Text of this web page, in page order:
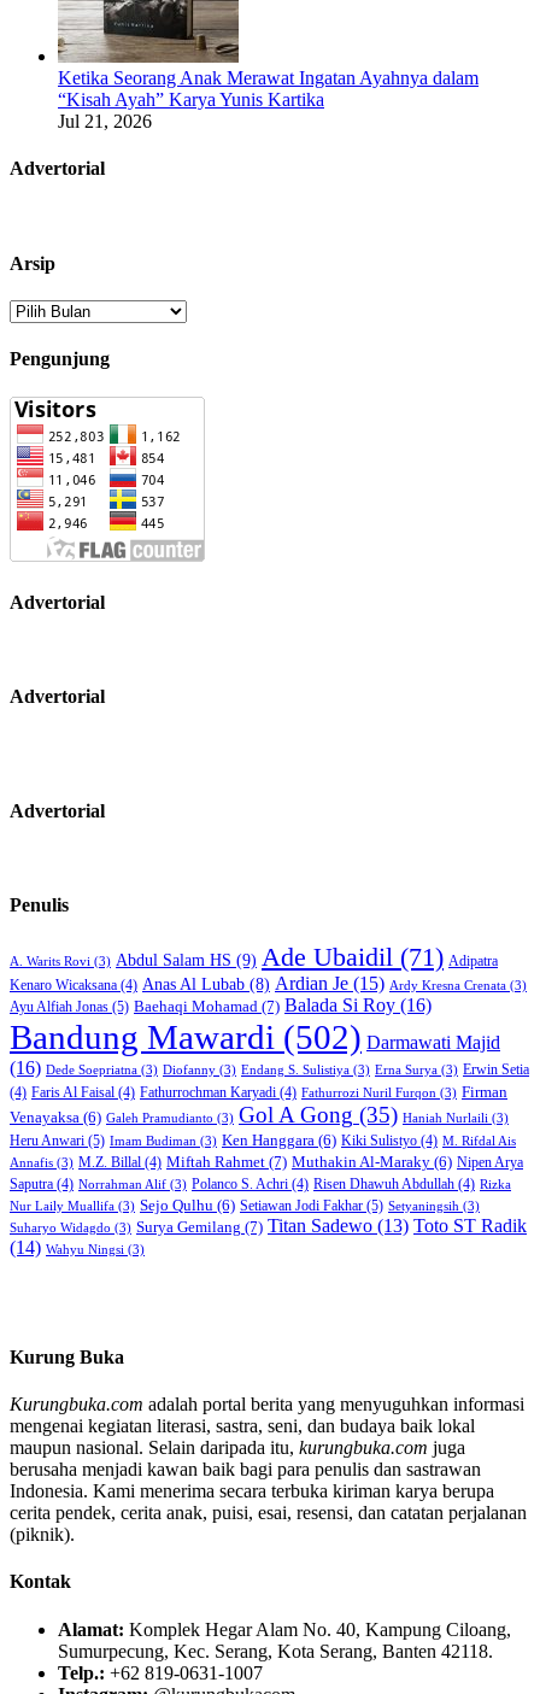
Ketika Seorang Anak Merawat Ingatan Ayahnya dalam
“Kisah Ayah” Karya Yunis Kartika
Jul 21, 2026
Advertorial
Arsip
Arsip
Pengunjung
Advertorial
Advertorial
Advertorial
Penulis
A. Warits Rovi (3) Abdul Salam HS (9) Ade Ubaidil (71) Adipatra
Kenaro Wicaksana (4) Anas Al Lubab (8) Ardian Je (15) Ardy Kresna Crenata (3)
Ayu Alfiah Jonas (5) Baehaqi Mohamad (7) Balada Si Roy (16)
Bandung Mawardi (502) Darmawati Majid
(16) Dede Soepriatna (3) Diofanny (3) Endang S. Sulistiya (3) Erna Surya (3) Erwin Setia
(4) Faris Al Faisal (4) Fathurrochman Karyadi (4) Fathurrozi Nuril Furqon (3) Firman
Venayaksa (6) Galeh Pramudianto (3) Gol A Gong (35) Haniah Nurlaili (3)
Heru Anwari (5) Imam Budiman (3) Ken Hanggara (6) Kiki Sulistyo (4) M. Rifdal Ais
Annafis (3) M.Z. Billal (4) Miftah Rahmet (7) Muthakin Al-Maraky (6) Nipen Arya
Saputra (4) Norrahman Alif (3) Polanco S. Achri (4) Risen Dhawuh Abdullah (4) Rizka
Nur Laily Muallifa (3) Sejo Qulhu (6) Setiawan Jodi Fakhar (5) Setyaningsih (3)
Suharyo Widagdo (3) Surya Gemilang (7) Titan Sadewo (13) Toto ST Radik
(14) Wahyu Ningsi (3)
Kurung Buka
Kurungbuka.com adalah portal berita yang menyuguhkan informasi
mengenai kegiatan literasi, sastra, seni, dan budaya baik lokal
maupun nasional. Selain daripada itu, kurungbuka.com juga
berusaha menjadi kawan baik bagi para penulis dan sastrawan
Indonesia. Kami menerima secara terbuka kiriman karya berupa
cerita pendek, cerita anak, puisi, esai, resensi, dan catatan perjalanan
(piknik).
Kontak
Alamat: Komplek Hegar Alam No. 40, Kampung Ciloang,
Sumurpecung, Kec. Serang, Kota Serang, Banten 42118.
Telp.: +62 819-0631-1007